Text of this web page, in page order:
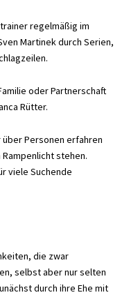
regelmäßig im
Martinek durch Serien,
oder Partnerschaft
Rütter.
Personen erfahren
stehen.
viele Suchende
die zwar
selbst aber nur selten
durch ihre Ehe mit